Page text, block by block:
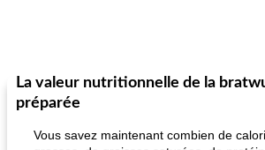
La valeur nutritionnelle de la
préparée
Vous savez maintenant combien de